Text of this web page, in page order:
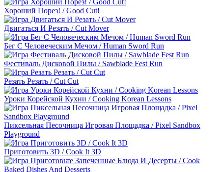
Хороший Порез! / Good Cut!
Двигаться И Резать / Cut Mover
Бег С Человеческим Мечом / Human Sword Run
Фестиваль Дисковой Пилы / Sawblade Fest Run
Резать Резать / Cut Cut
Уроки Корейской Кухни / Cooking Korean Lessons
Пиксельная Песочница Игровая Площадка / Pixel Sandbox
Playground
Приготовить 3D / Cook It 3D